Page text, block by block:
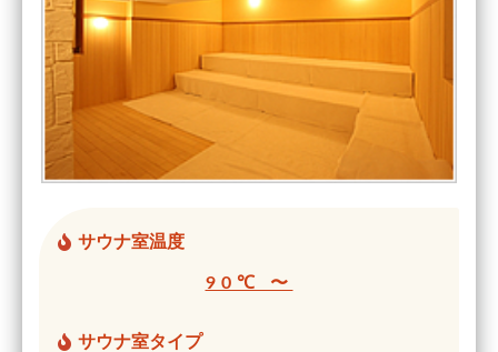
サウナ室温度
90℃ 〜
サウナ室タイプ